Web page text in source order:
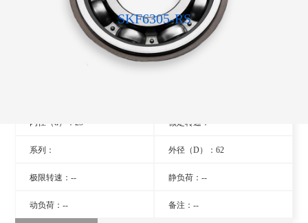
SKF6305-RS
内径（d）：25 额定转速：- -
系列： 外径（D）：62
极限转速：-- 静负荷：--
动负荷：-- 备注：--